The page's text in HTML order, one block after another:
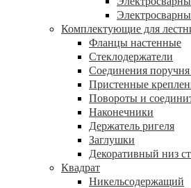
Комплектующие для
Фланцы настенные
Стеклодержатели
Соединения поручня
Пристенные
Повороты и
Наконечники
Держатель ригеля
Заглушки
Декоративный низ
Квадрат
Никельсодержащий